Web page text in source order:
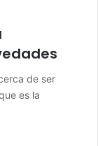
de ser
es la